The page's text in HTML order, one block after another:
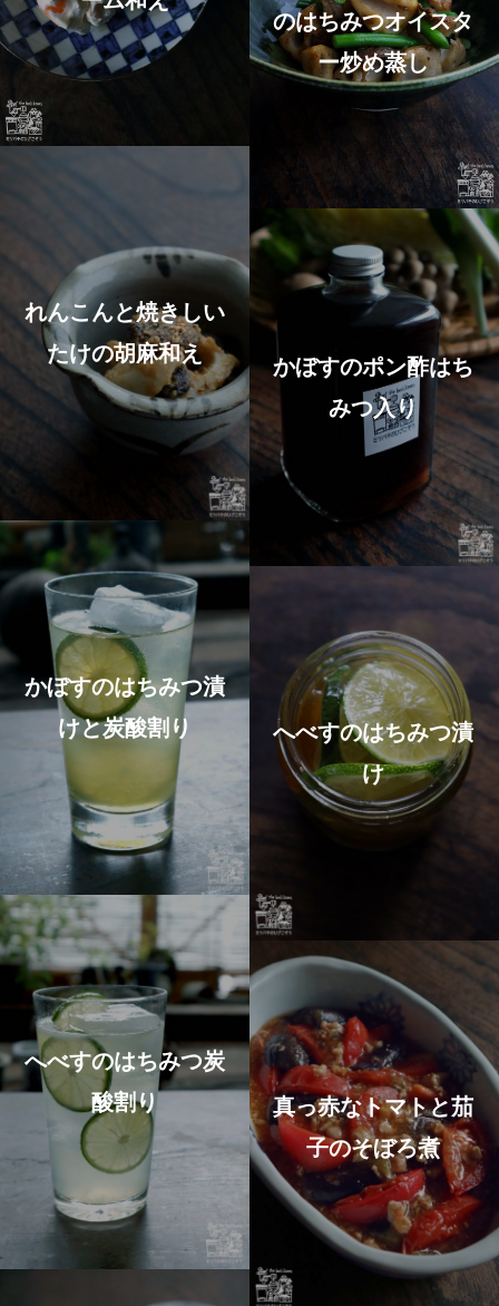
のはちみつオイスタ
ー炒め蒸し
れんこんと焼きしい
たけの胡麻和え
かぼすのポン酢はち
みつ入り
かぼすのはちみつ漬
けと炭酸割り
へべすのはちみつ漬
け
へべすのはちみつ炭
酸割り
真っ赤なトマトと茄
子のそぼろ煮